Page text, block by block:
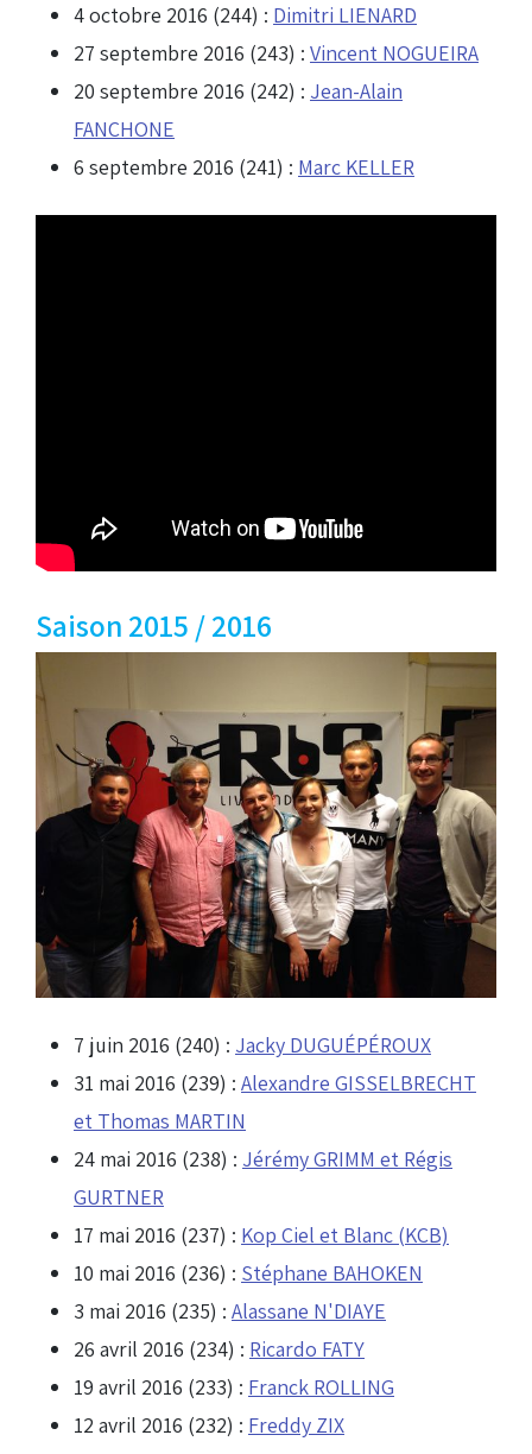
4 octobre 2016 (244) : Dimitri LIENARD
27 septembre 2016 (243) : Vincent NOGUEIRA
20 septembre 2016 (242) : Jean-Alain
FANCHONE
6 septembre 2016 (241) : Marc KELLER
Saison 2015 / 2016
7 juin 2016 (240) : Jacky DUGUÉPÉROUX
31 mai 2016 (239) : Alexandre GISSELBRECHT
et Thomas MARTIN
24 mai 2016 (238) : Jérémy GRIMM et Régis
GURTNER
17 mai 2016 (237) : Kop Ciel et Blanc (KCB)
10 mai 2016 (236) : Stéphane BAHOKEN
3 mai 2016 (235) : Alassane N'DIAYE
26 avril 2016 (234) : Ricardo FATY
19 avril 2016 (233) : Franck ROLLING
12 avril 2016 (232) : Freddy ZIX